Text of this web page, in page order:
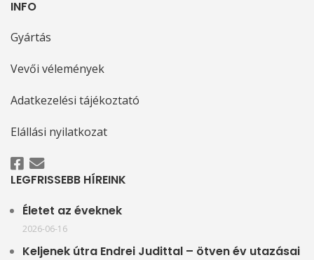
INFO
Gyártás
Vevői vélemények
Adatkezelési tájékoztató
Elállási nyilatkozat
LEGFRISSEBB HÍREINK
Életet az éveknek
2026-06-16
Keljenek útra Endrei Judittal – ötven év utazásai